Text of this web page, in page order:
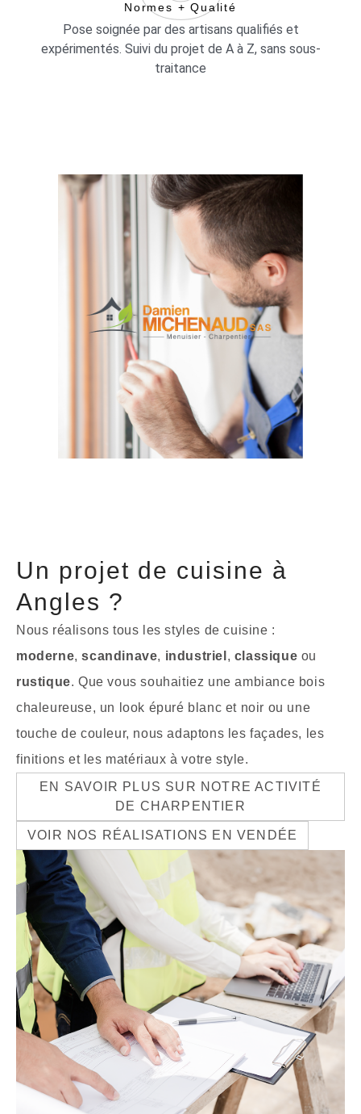
Normes + Qualité
Pose soignée par des artisans qualifiés et
expérimentés. Suivi du projet de A à Z, sans sous-
traitance
Un projet de cuisine à
Angles ?
Nous réalisons tous les styles de cuisine :
moderne,scandinave, industriel , classique ou
rustique. Que vous souhaitiez une ambiance bois
chaleureuse, un look épuré blanc et noir ou une
touche de couleur, nous adaptons les façades, les
finitions et les matériaux à votre style.
EN SAVOIR PLUS SUR NOTRE ACTIVITÉ
DE CHARPENTIER
VOIR NOS RÉALISATIONS EN VENDÉE